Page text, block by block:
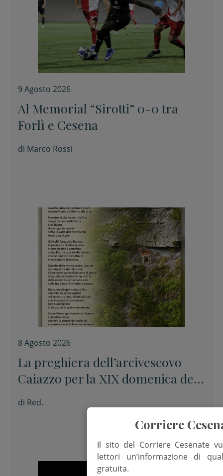
9 Agosto 2026
Al Memorial “Sirotti” 0-0 tra
Forlì e Cesena
di Marco Rossi
8 Agosto 2026
La preghiera dell’arcivescovo
Caiazzo per la XIX domenica del
Tempo ordinario
di Red.
Corriere
Il sito del Corriere Cesenate
lettori un’informazione di
gratuita.